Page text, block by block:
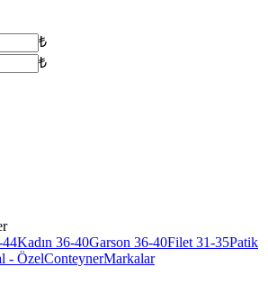
₺
₺
Kadın 36-40Garson 36-40Filet 31-35Patik
- ÖzelConteynerMarkalar